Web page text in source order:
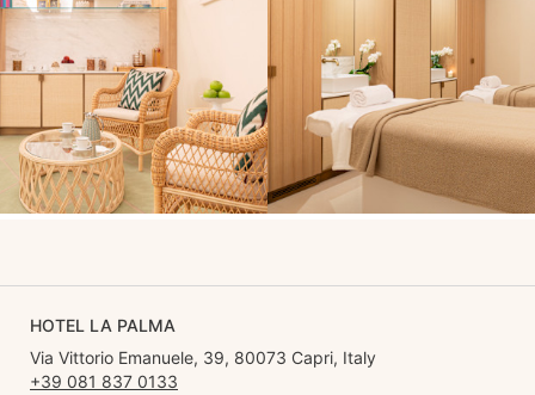
HOTEL LA PALMA
Via Vittorio Emanuele, 39, 80073 Capri, Italy
+39 081 837 0133